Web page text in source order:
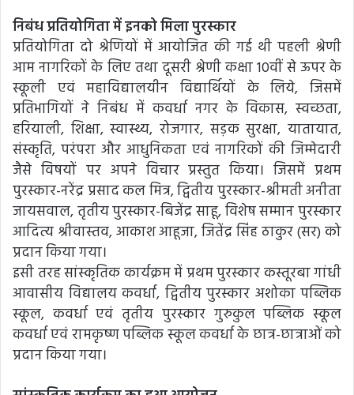
निबंध प्रतियोगिता में इनको मिला पुरस्कार
प्रतियोगिता दो श्रेणियों में आयोजित की गई थी पहली श्रेणी
आम नागरिकों के लिए तथा दूसरी श्रेणी कक्षा 10वीं से ऊपर के
स्कूली एवं महाविद्यालयीन विद्यार्थियों के लिये, जिसमें
प्रतिभागियों ने निबंध में कवर्धा नगर के विकास, स्वच्छता,
हरियाली, शिक्षा, स्वास्थ्य, रोजगार, सड़क सुरक्षा, यातायात,
संस्कृति, परंपरा और आधुनिकता एवं नागरिकों की जिम्मेदारी
जैसे विषयों पर अपने विचार प्रस्तुत किया। जिसमें प्रथम
पुरस्कार-नरेंद्र प्रसाद कल मित्र, द्वितीय पुरस्कार-श्रीमती अनीता
जायसवाल, तृतीय पुरस्कार-बिजेंद्र साहू, विशेष सम्मान पुरस्कार
आदित्य श्रीवास्तव, आकाश आहूजा, जितेंद्र सिंह ठाकुर (सर) को
प्रदान किया गया।
इसी तरह सांस्कृतिक कार्यक्रम में प्रथम पुरस्कार कस्तूरबा गांधी
आवासीय विद्यालय कवर्धा, द्वितीय पुरस्कार अशोका पब्लिक
स्कूल, कवर्धा एवं तृतीय पुरस्कार गुरुकुल पब्लिक स्कूल
कवर्धा एवं रामकृष्ण पब्लिक स्कूल कवर्धा के छात्र-छात्राओं को
प्रदान किया गया।